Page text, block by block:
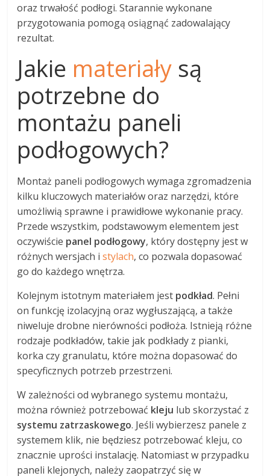
oraz trwałość podłogi. Starannie wykonane
przygotowania pomogą osiągnąć zadowalający
rezultat.
Jakie materiały są
potrzebne do
montażu paneli
podłogowych?
Montaż paneli podłogowych wymaga zgromadzenia
kilku kluczowych materiałów oraz narzędzi, które
umożliwią sprawne i prawidłowe wykonanie pracy.
Przede wszystkim, podstawowym elementem jest
oczywiście panel podłogowy, który dostępny jest w
różnych wersjach istylach, co pozwala dopasować
go do każdego wnętrza.
Kolejnym istotnym materiałem jest podkład. Pełni
on funkcję izolacyjną oraz wygłuszającą, a także
niweluje drobne nierówności podłoża. Istnieją różne
rodzaje podkładów, takie jak podkłady z pianki,
korka czy granulatu, które można dopasować do
specyficznych potrzeb przestrzeni.
W zależności od wybranego systemu montażu,
można również potrzebować kleju lub skorzystać z
systemu zatrzaskowego. Jeśli wybierzesz panele z
systemem klik, nie będziesz potrzebować kleju, co
znacznie uprości instalację. Natomiast w przypadku
paneli klejonych, należy zaopatrzyć się w